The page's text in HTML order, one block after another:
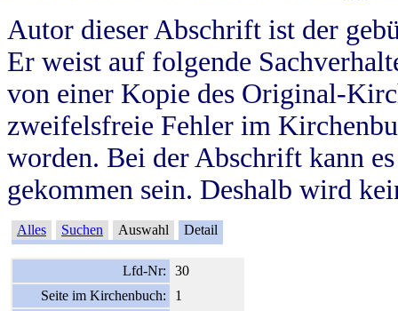
Autor dieser Abschrift ist der
Er weist auf folgende
von einer Kopie des Original-
zweifelsfreie Fehler im
worden. Bei der Abschrift kann
gekommen sein. Deshalb wird
Alles Suchen Auswahl Detail
Lfd-Nr:
30
Seite im Kirchenbuch:
1